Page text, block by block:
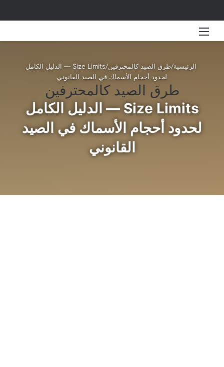
الرئيسية/طرق الصيد كالمحترفين/
Size Limits — الدليل الكامل
لحدود أحجام الأسماك في الصيد القانوني
طرق الصيد كالمحترفين
Size Limits — الدليل الكامل
لحدود أحجام الأسماك في الصيد
القانوني